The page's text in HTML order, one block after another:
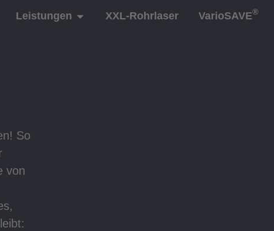
Leistungen XXL-Rohrlaser VarioSAVE®
So
von